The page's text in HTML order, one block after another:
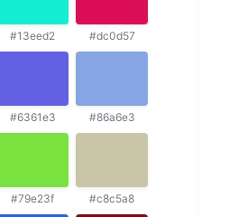
#13eed2 #dc0d57
#6361e3 #86a6e3
#79e23f #c8c5a8